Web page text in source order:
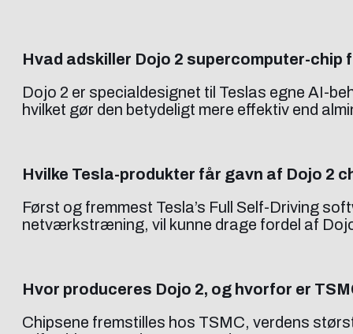
Hvad adskiller Dojo 2 supercomputer-chip
Dojo 2 er specialdesignet til Teslas egne AI-
hvilket gør den betydeligt mere effektiv end
Hvilke Tesla-produkter får gavn af Dojo 2
Først og fremmest Tesla’s Full Self-Driving
netværkstræning, vil kunne drage fordel af
Hvor produceres Dojo 2, og hvorfor er
Chipsene fremstilles hos TSMC, verdens